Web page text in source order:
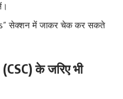
सेक्शन में जाकर चेक कर सकते
के जरिए भी